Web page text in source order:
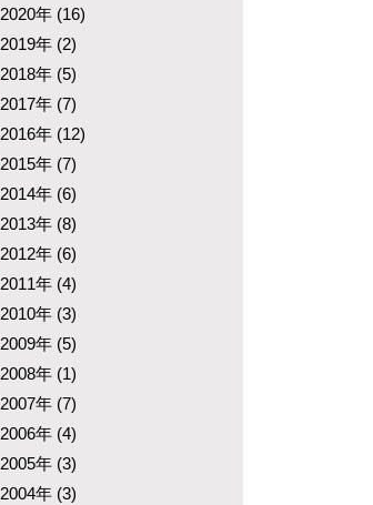
2020年 (16)
2019年 (2)
2018年 (5)
2017年 (7)
2016年 (12)
2015年 (7)
2014年 (6)
2013年 (8)
2012年 (6)
2011年 (4)
2010年 (3)
2009年 (5)
2008年 (1)
2007年 (7)
2006年 (4)
2005年 (3)
2004年 (3)